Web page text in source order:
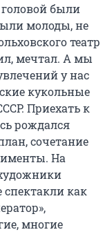
были
молоды, не
театр
мечтал. А мы
у нас
кукольные
Приехать к
рождался
сочетание
На
спектакли как
многие